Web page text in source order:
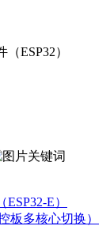
ESP32）
E）
板多核心切换）